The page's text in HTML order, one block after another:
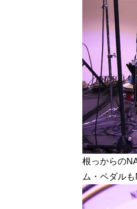
根っからの
ム・ペダル